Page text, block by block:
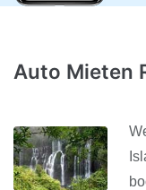
Auto Mieten